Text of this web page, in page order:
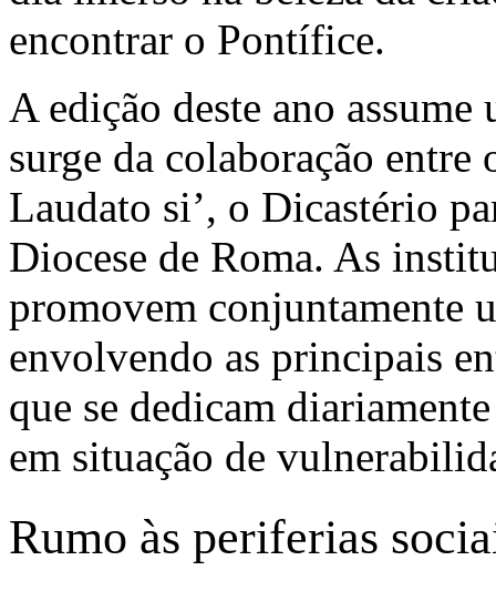
encontrar o Pontífice.
A edição deste ano
surge da colaboração
Laudato si’, o Dicastério
Diocese de Roma. As
promovem conjuntamente
envolvendo as principais
que se dedicam
em situação de
Rumo às periferias